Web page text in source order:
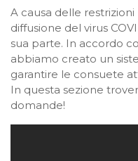
A causa delle
diffusione del virus
sua parte. In accordo
abbiamo creato un
garantire le consuete
In questa sezione
domande!